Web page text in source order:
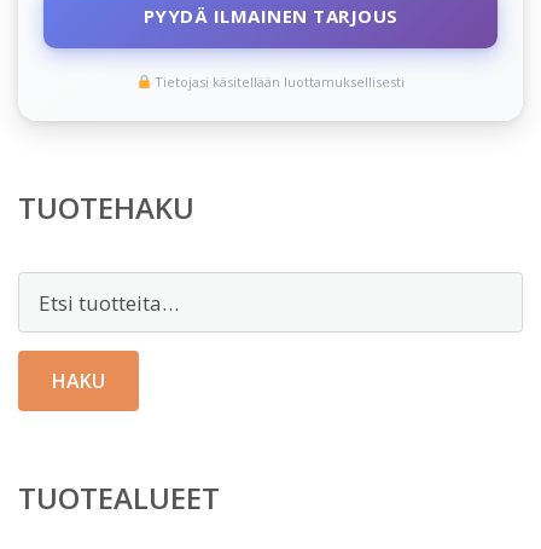
PYYDÄ ILMAINEN TARJOUS
Tietojasi käsitellään luottamuksellisesti
TUOTEHAKU
HAKU
TUOTEALUEET